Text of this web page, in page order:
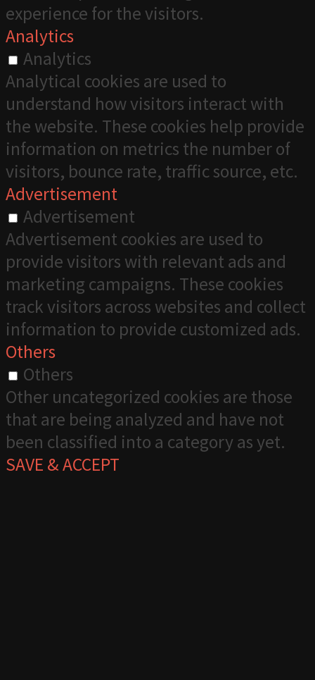
experience for the visitors.
Analytics
Analytics
Analytical cookies are used to
understand how visitors interact with
the website. These cookies help provide
information on metrics the number of
visitors, bounce rate, traffic source, etc.
Advertisement
Advertisement
Advertisement cookies are used to
provide visitors with relevant ads and
marketing campaigns. These cookies
track visitors across websites and collect
information to provide customized ads.
Others
Others
Other uncategorized cookies are those
that are being analyzed and have not
been classified into a category as yet.
SAVE & ACCEPT